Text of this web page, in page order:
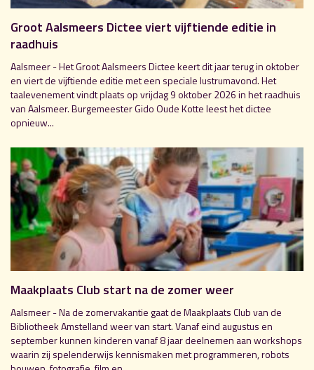
Groot Aalsmeers Dictee viert vijftiende editie in
raadhuis
Aalsmeer - Het Groot Aalsmeers Dictee keert dit jaar terug in oktober
en viert de vijftiende editie met een speciale lustrumavond. Het
taalevenement vindt plaats op vrijdag 9 oktober 2026 in het raadhuis
van Aalsmeer. Burgemeester Gido Oude Kotte leest het dictee
opnieuw...
Maakplaats Club start na de zomer weer
Aalsmeer - Na de zomervakantie gaat de Maakplaats Club van de
Bibliotheek Amstelland weer van start. Vanaf eind augustus en
september kunnen kinderen vanaf 8 jaar deelnemen aan workshops
waarin zij spelenderwijs kennismaken met programmeren, robots